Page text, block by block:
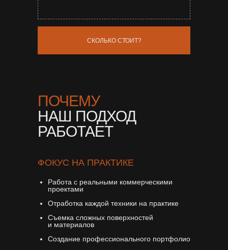
СКОЛЬКО СТОИТ?
ПОЧЕМУ
НАШ ПОДХОД
РАБОТАЕТ
Работа с реальными коммерческими
проектами
Отработка каждой техники на практике
Съемка сложных поверхностей
и материалов
Создание профессионального портфолио
ФОКУС НА ПРАКТИКЕ